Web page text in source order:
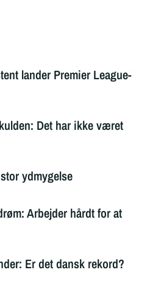
lander Premier League-
Det har ikke været
ydmygelse
Arbejder hårdt for at
Er det dansk rekord?